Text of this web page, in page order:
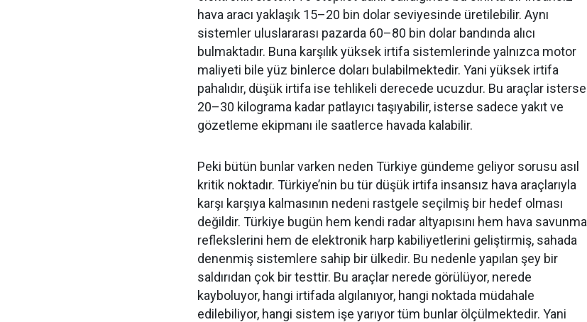
hava aracı yaklaşık 15–20 bin dolar seviyesinde üretilebilir. Aynı
sistemler uluslararası pazarda 60–80 bin dolar bandında alıcı
bulmaktadır. Buna karşılık yüksek irtifa sistemlerinde yalnızca motor
maliyeti bile yüz binlerce doları bulabilmektedir. Yani yüksek irtifa
pahalıdır, düşük irtifa ise tehlikeli derecede ucuzdur. Bu araçlar isterse
20–30 kilograma kadar patlayıcı taşıyabilir, isterse sadece yakıt ve
gözetleme ekipmanı ile saatlerce havada kalabilir.
Peki bütün bunlar varken neden Türkiye gündeme geliyor sorusu asıl
kritik noktadır. Türkiye’nin bu tür düşük irtifa insansız hava araçlarıyla
karşı karşıya kalmasının nedeni rastgele seçilmiş bir hedef olması
değildir. Türkiye bugün hem kendi radar altyapısını hem hava savunma
reflekslerini hem de elektronik harp kabiliyetlerini geliştirmiş, sahada
denenmiş sistemlere sahip bir ülkedir. Bu nedenle yapılan şey bir
saldırıdan çok bir testtir. Bu araçlar nerede görülüyor, nerede
kayboluyor, hangi irtifada algılanıyor, hangi noktada müdahale
edilebiliyor, hangi sistem işe yarıyor tüm bunlar ölçülmektedir. Yani